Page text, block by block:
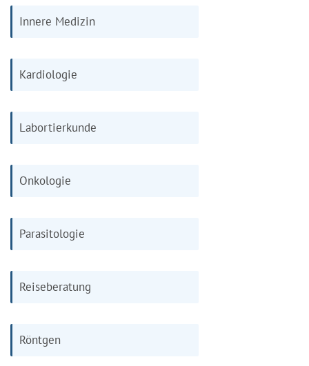
Innere Medizin
Kardiologie
Labortierkunde
Onkologie
Parasitologie
Reiseberatung
Röntgen